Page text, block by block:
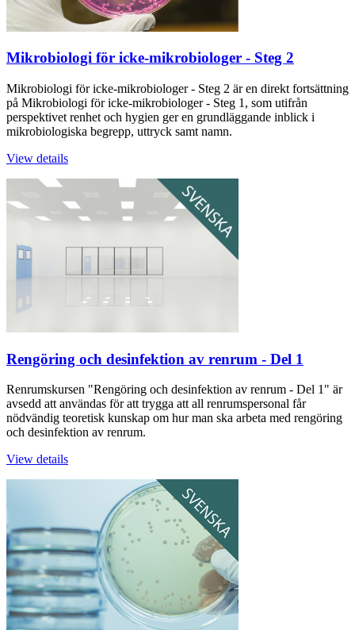
Mikrobiologi för icke-mikrobiologer - Steg 2
Mikrobiologi för icke-mikrobiologer - Steg 2 är en direkt fortsättning
på Mikrobiologi för icke-mikrobiologer - Steg 1, som utifrån
perspektivet renhet och hygien ger en grundläggande inblick i
mikrobiologiska begrepp, uttryck samt namn.
View details
Rengöring och desinfektion av renrum - Del 1
Renrumskursen "Rengöring och desinfektion av renrum - Del 1" är
avsedd att användas för att trygga att all renrumspersonal får
nödvändig teoretisk kunskap om hur man ska arbeta med rengöring
och desinfektion av renrum.
View details